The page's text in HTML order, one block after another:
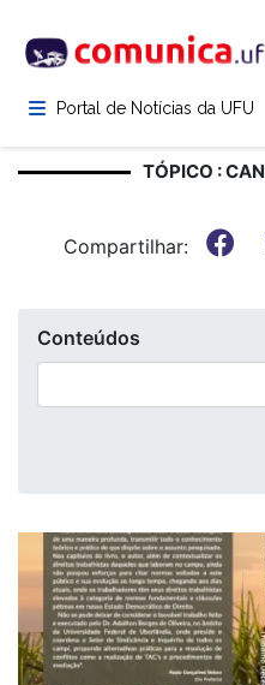
para
conteúdoPortal de Notícias da UFU
TÓPICO :
Compartilhar:
Conteúdos